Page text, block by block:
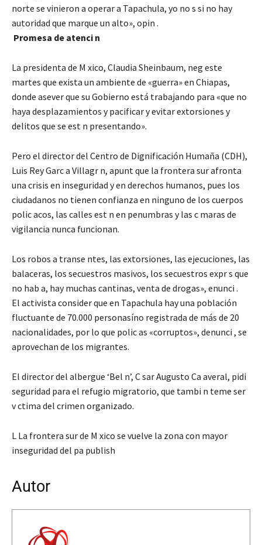
norte se vinieron a operar a Tapachula, yo no s si no hay
autoridad que marque un alto», opin .
Promesa de atenci n
La presidenta de M xico, Claudia Sheinbaum, neg este
martes que exista un ambiente de «guerra» en Chiapas,
donde asever que su Gobierno está trabajando para «que no
haya desplazamientos y pacificar y evitar extorsiones y
delitos que se est n presentando».
Pero el director del Centro de Dignificación Humaña (CDH),
Luis Rey Garc a Villagr n, apunt que la frontera sur afronta
una crisis en inseguridad y en derechos humanos, pues los
ciudadanos no tienen confianza en ninguno de los cuerpos
polic acos, las calles est n en penumbras y las c maras de
vigilancia nunca funcionan.
Los robos a transe ntes, las extorsiones, las ejecuciones, las
balaceras, los secuestros masivos, los secuestros expr s que
no hab a, hay muchas cantinas, venta de drogas», enunci .
El activista consider que en Tapachula hay una población
fluctuante de 70.000 personasíno registrada de más de 20
nacionalidades, por lo que polic as «corruptos», denunci , se
aprovechan de los migrantes.
El director del albergue ‘Bel n’, C sar Augusto Ca averal, pidi
seguridad para el refugio migratorio, que tambi n teme ser
v ctima del crimen organizado.
L La frontera sur de M xico se vuelve la zona con mayor
inseguridad del pa publish
Autor